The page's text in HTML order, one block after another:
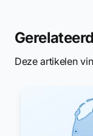
Deze artikelen